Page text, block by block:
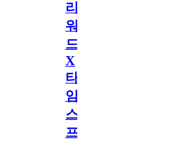
리
워
드
X
타
임
스
프